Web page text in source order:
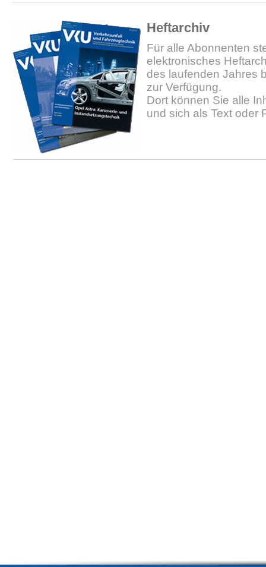
Heftarchiv
Für alle Abonnenten
elektronisches
des laufenden Jahres
zur Verfügung.
Dort können Sie alle
und sich als Text oder